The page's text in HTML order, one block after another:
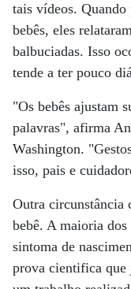
tais vídeos. Quando
bebês, eles
balbuciadas. Isso
tende a ter pouco
"Os bebês ajustam
palavras", afirma
Washington.
isso, pais e
Outra circunstância
bebê. A maioria
sintoma de
prova cientifica que